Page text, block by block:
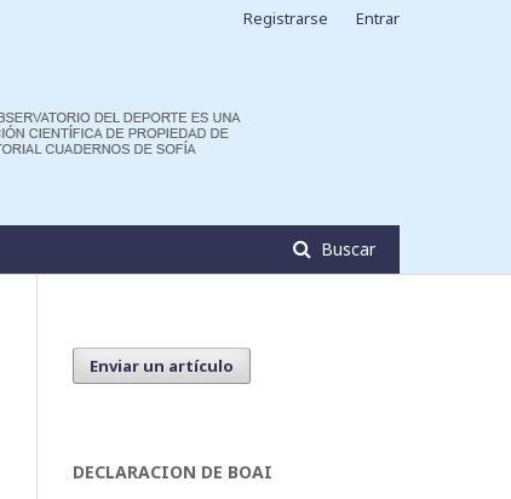
Buscar
Registrarse Entrar
Enviar un artículo
DECLARACION DE BOAI